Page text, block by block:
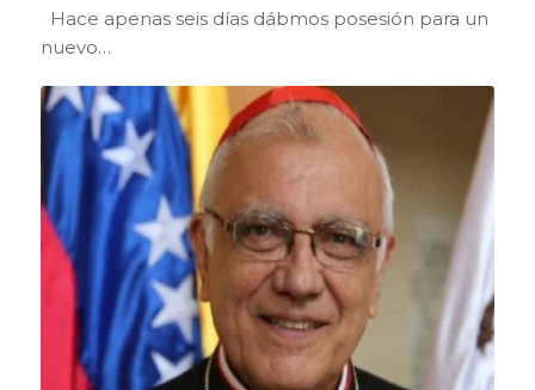
Hace apenas seis días dábmos posesión para un
nuevo…